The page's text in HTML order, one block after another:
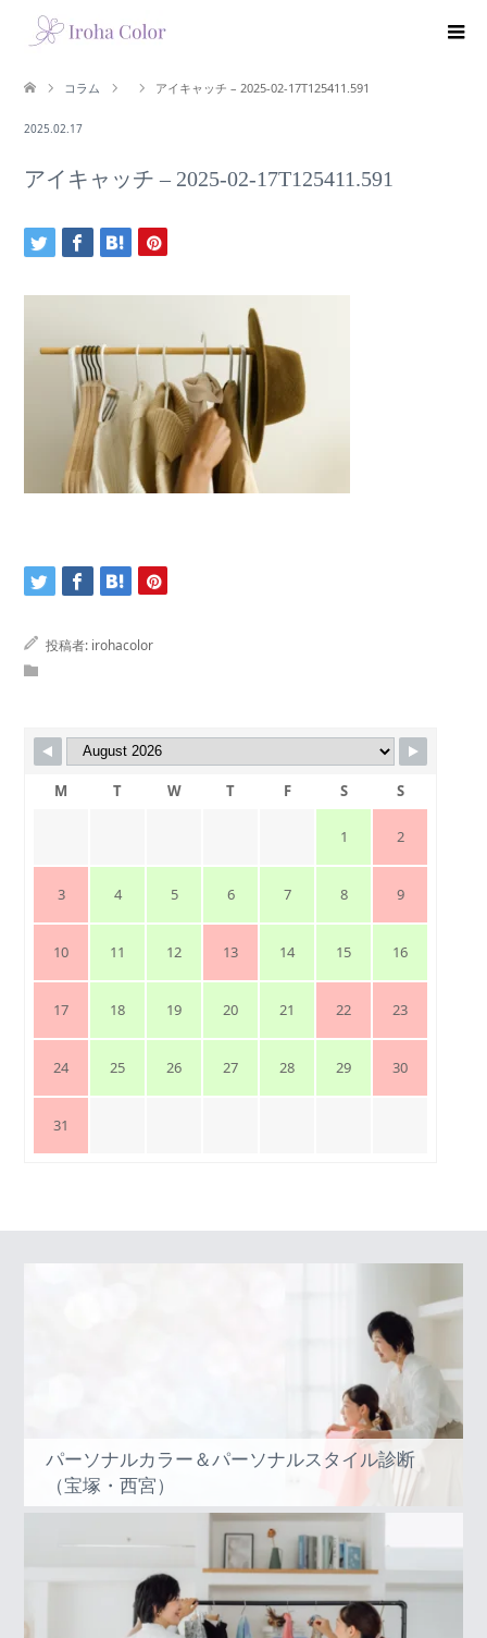
コラム アイキャッチ – 2025-02-17T125411.591
2025.02.17
アイキャッチ – 2025-02-17T125411.591
投稿者: irohacolor
M T W T F S S
1 2
3 4 5 6 7 8 9
10 11 12 13 14 15 16
17 18 19 20 21 22 23
24 25 26 27 28 29 30
31
パーソナルカラー＆パーソナルスタイル診断
（宝塚・西宮）